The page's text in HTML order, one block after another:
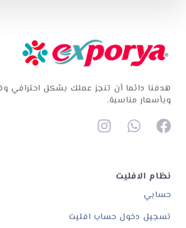
هدفنا دائما أن تنجز عملك بشكل
وبأسعار مناسبة.
نظام الافليت
حسابي
تسجيل دخول حساب افليت